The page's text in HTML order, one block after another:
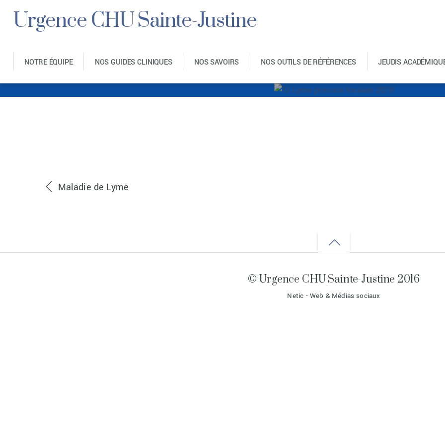
Urgence CHU Sainte-Justine
NOTRE ÉQUIPE NOS GUIDES CLINIQUES NOS SAVOIRS NOS OUTILS DE RÉFÉRENCES JEUDIS
Maladie de Lyme
Back
top
© Urgence CHU Sainte-Justine 2016
Netic - Web & Médias sociaux